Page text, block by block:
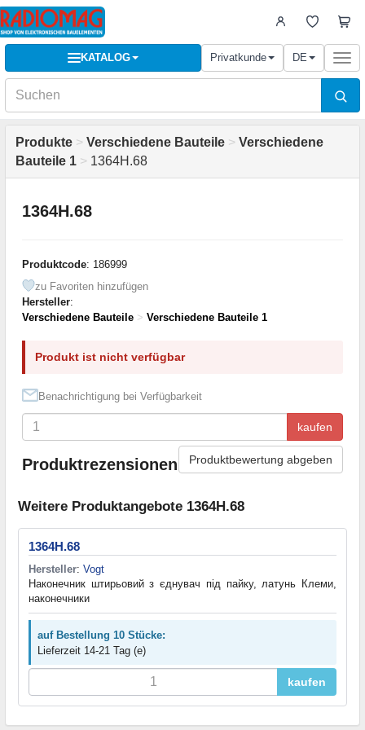
KATALOG Privatkunde DE
Produkte > Verschiedene Bauteile > Verschiedene
Bauteile 1 > 1364H.68
1364H.68
Produktcode: 186999
zu Favoriten hinzufügen
Hersteller:
Verschiedene Bauteile > Verschiedene Bauteile 1
Produkt ist nicht verfügbar
Benachrichtigung bei Verfügbarkeit
kaufen
Produktrezensionen Produktbewertung abgeben
Weitere Produktangebote 1364H.68
1364H.68
Hersteller: Vogt
Наконечник штирьовий з єднувач під пайку, латунь Клеми,
наконечники
auf Bestellung 10 Stücke:
Lieferzeit 14-21 Tag (e)
kaufen